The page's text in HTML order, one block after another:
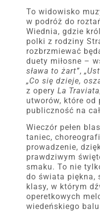
To widowisko
w podróż do
Wiednia, gdzie
polki z rodziny
rozbrzmiewać
duety miłosne –
sława to żart”,
„Co się dzieje,
z operyLa Traviata
utworów, które od
publiczność na
Wieczór pełen
taniec,
prowadzenie,
prawdziwym
smaku. To nie
do świata piękna,
klasy, w którym
operetkowych
wiedeńskiego